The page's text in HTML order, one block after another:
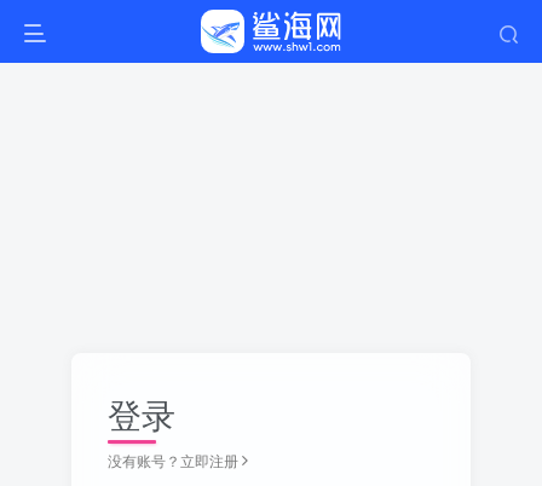
登录
没有账号？立即注册